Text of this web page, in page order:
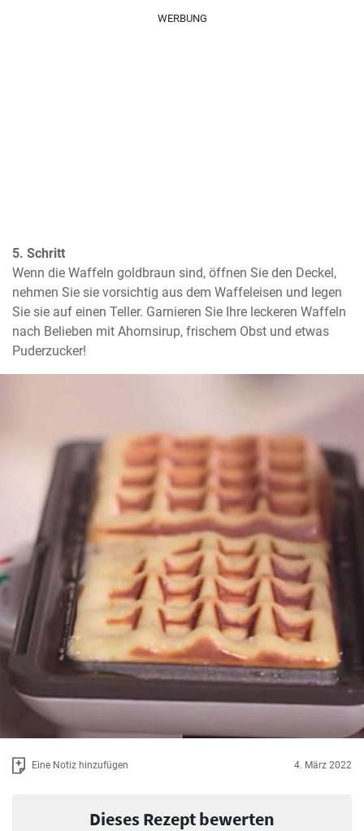
WERBUNG
5. Schritt
Wenn die Waffeln goldbraun sind, öffnen Sie den Deckel,
nehmen Sie sie vorsichtig aus dem Waffeleisen und legen
Sie sie auf einen Teller. Garnieren Sie Ihre leckeren Waffeln
nach Belieben mit Ahornsirup, frischem Obst und etwas
Puderzucker!
Eine Notiz hinzufügen 4. März 2022
Dieses Rezept bewerten